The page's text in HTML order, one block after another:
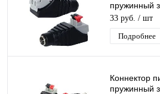
пружинный
разъем
33 руб. / шт
Подробнее
Коннектор
пружинный